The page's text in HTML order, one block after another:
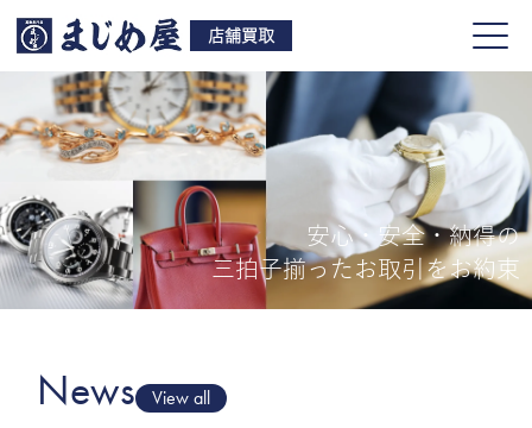
店舗買取
買取品目
店舗一覧
安心・安全・納得の
三拍子揃ったお取引をお約束
News View all